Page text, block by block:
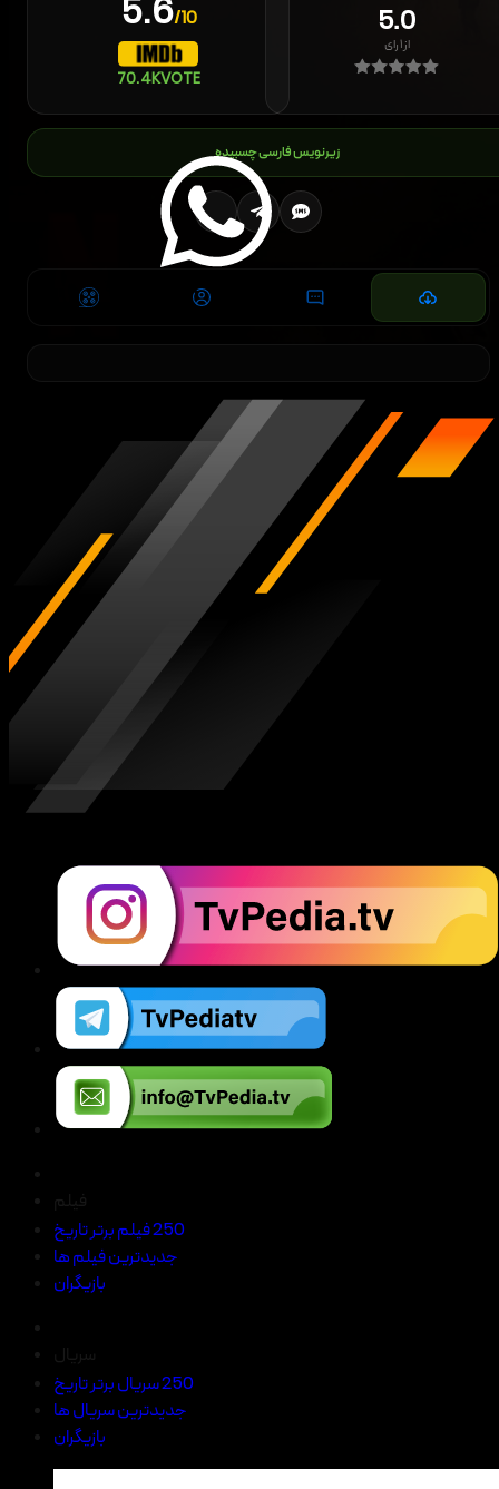
5.6/10
70.4KVOTE
5.0
از۱رای
زیرنویس فارسی چسبیده
250 فیلم برتر تاریخ
جدیدترین فیلم ها
بازیگران
250 سریال برتر تاریخ
جدیدترین سریال ها
بازیگران